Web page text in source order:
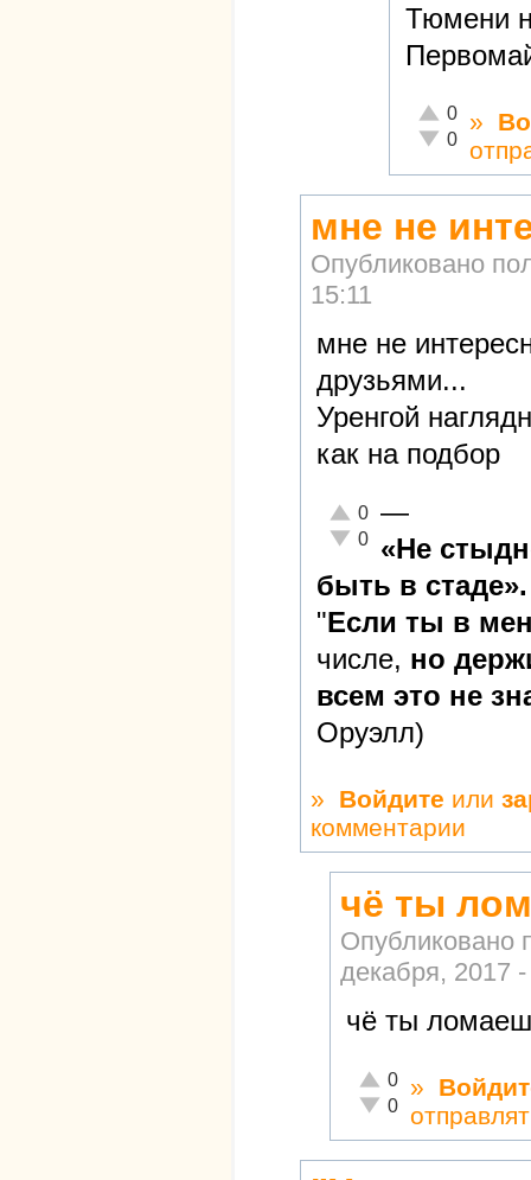
Тюмени
Отлично!
0
Неадекватно!
0
»
мне не
Опубликовано
15:11
мне не
друзьями...
Уренгой
как на подбор
Отлично!
0
Неадекватно!
0
—
«Не
быть в стаде».
"Если ты в
числе, но
всем это не
Оруэлл)
» Войдите или
комментарии
чё ты
Опубликовано
декабря, 2017
чё ты
Отлично!
0
Неадекватно!
0
»